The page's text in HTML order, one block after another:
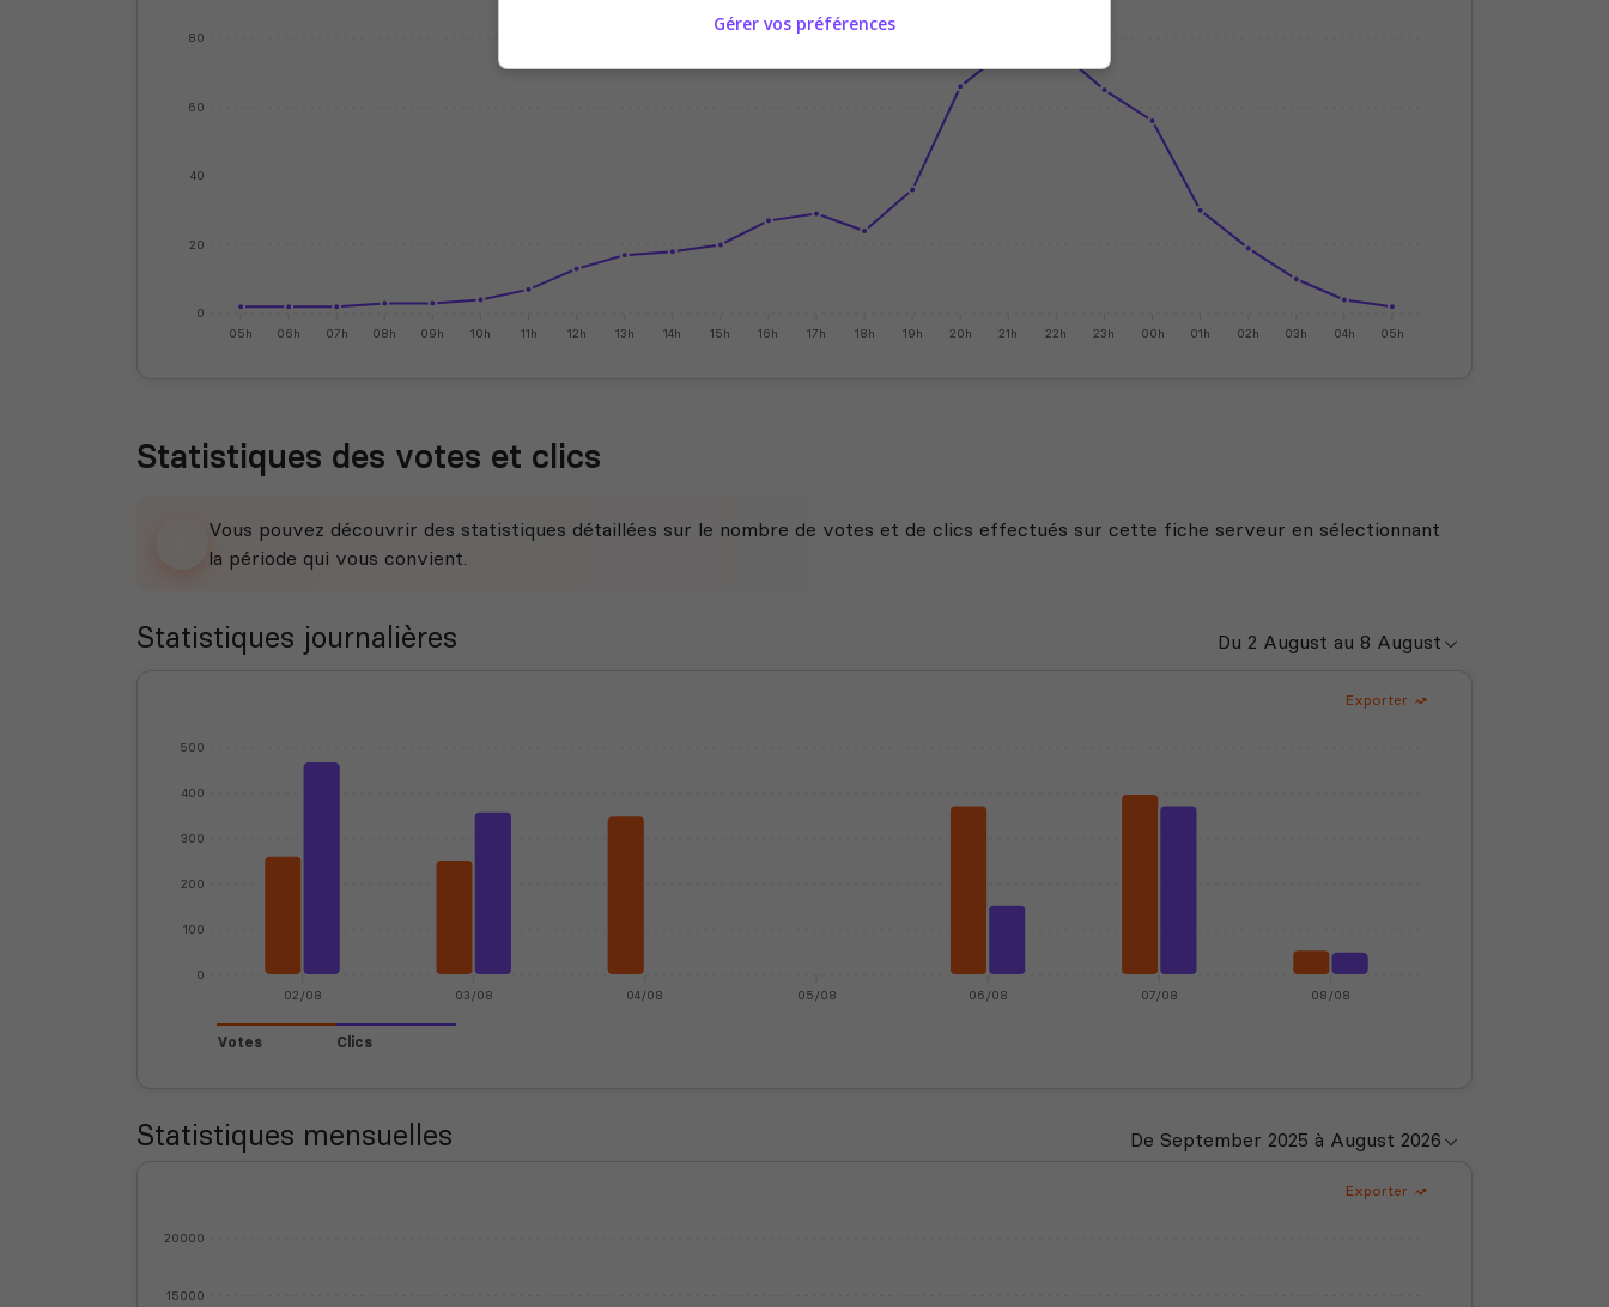
0
20
40
60
80
05h 06h 07h 08h 09h 10h 11h 12h 13h 14h 15h 16h 17h 18h 19h 20h 21h 22h 23h 00h 01h 02h 03h 04h 05h
Statistiques des votes et clics
Vous pouvez découvrir des statistiques détaillées sur le nombre de votes et de clics effectués sur cette fiche serveur en sélectionnant
la période qui vous convient.
Statistiques journalières
Exporter
0
100
200
300
400
500
02/08 03/08 04/08 05/08 06/08 07/08 08/08
Votes Clics
Statistiques mensuelles
Exporter
15000
20000
Gérer vos préférences